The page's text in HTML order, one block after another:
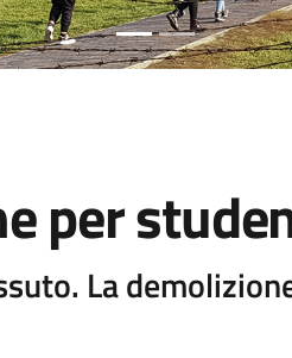
per
La